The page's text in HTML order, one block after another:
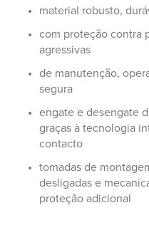
material robusto,
com proteção contra
agressivas
de manutenção,
segura
engate e desengate
graças à tecnologia
contacto
tomadas de
desligadas e
proteção adicional